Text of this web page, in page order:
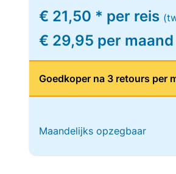
€ 21,50 * per reis
€ 29,95 per maand
Goedkoper na 3 retours per
Maandelijks opzegbaar